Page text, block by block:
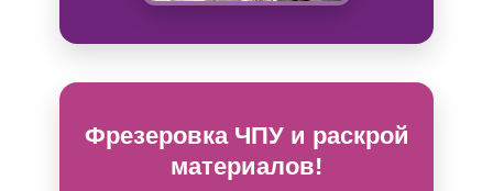
Фрезеровка ЧПУ и раскрой
материалов!